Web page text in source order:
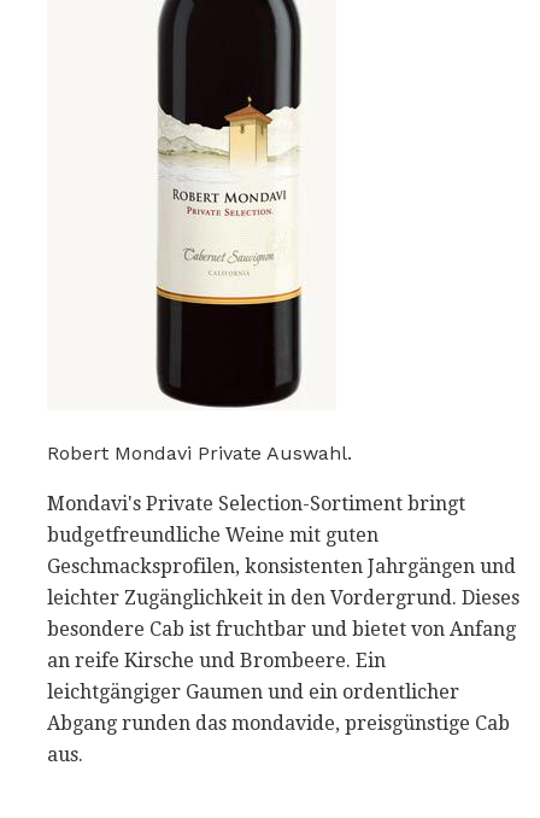
Robert Mondavi Private Auswahl.
Mondavi's Private Selection-Sortiment bringt
budgetfreundliche Weine mit guten
Geschmacksprofilen, konsistenten Jahrgängen und
leichter Zugänglichkeit in den Vordergrund. Dieses
besondere Cab ist fruchtbar und bietet von Anfang
an reife Kirsche und Brombeere. Ein
leichtgängiger Gaumen und ein ordentlicher
Abgang runden das mondavide, preisgünstige Cab
aus.